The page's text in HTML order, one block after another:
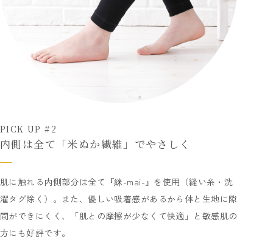
PICK UP #2
内側は全て「米ぬか繊維」でやさしく
肌に触れる内側部分は全て『䋛-mai-』を使用（縫い糸・洗
濯タグ除く）。また、優しい吸着感があるから体と生地に隙
間ができにくく、「肌との摩擦が少なくて快適」と敏感肌の
方にも好評です。